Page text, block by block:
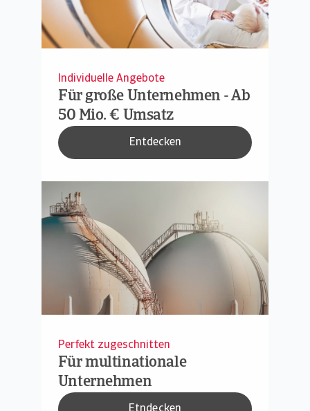
Individuelle Angebote
Für große Unternehmen - Ab
50 Mio. € Umsatz
Entdecken
Perfekt zugeschnitten
Für multinationale
Unternehmen